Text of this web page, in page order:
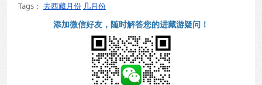
Tags： 去西藏月份 几月份
添加微信好友，随时解答您的进藏游疑问！